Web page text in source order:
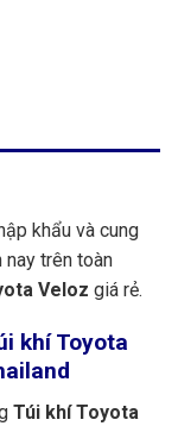
khẩu và cung
nay trên toàn
Veloz giá rẻ.
khí Toyota
Túi khí Toyota